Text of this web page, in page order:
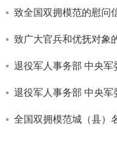
致全国双拥模范的慰问
致广大官兵和优抚对象
全国双拥模范城（县）